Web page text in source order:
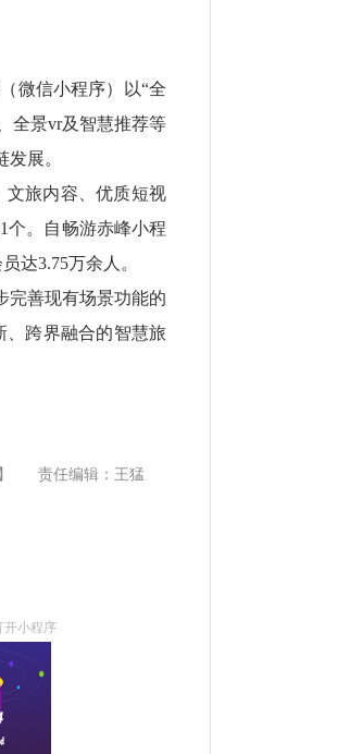
微信小程序）以“全
全景vr及智慧推荐等
展。
文旅内容、优质短视
个。自畅游赤峰小程
达3.75万余人。
完善现有场景功能的
、跨界融合的智慧旅
责任编辑：王猛
开小程序